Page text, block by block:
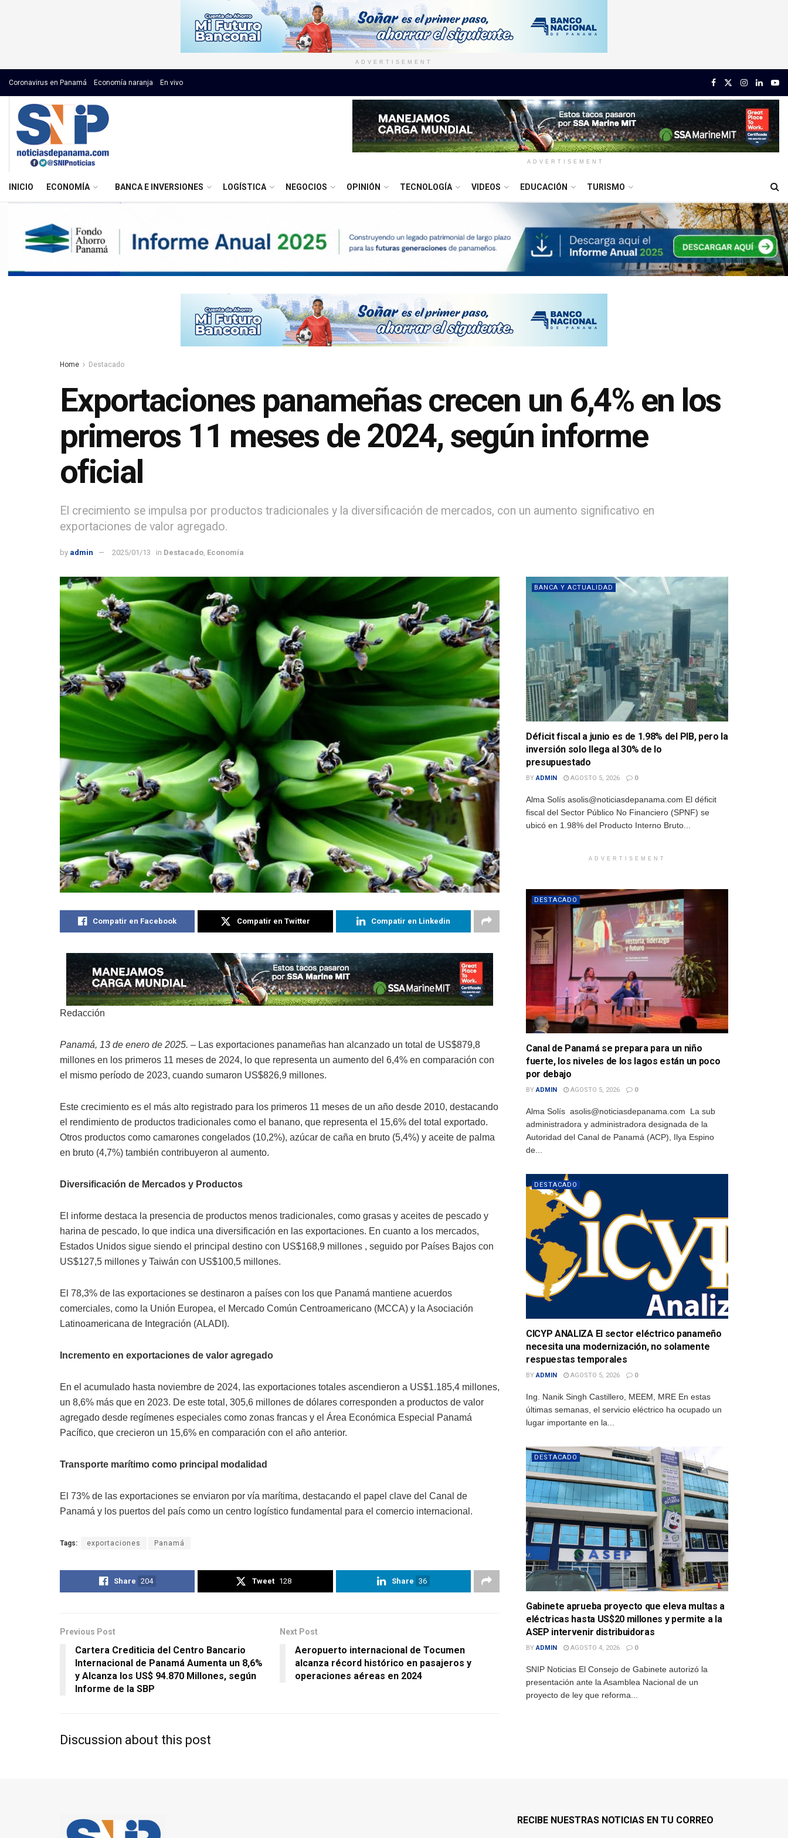
ADVERTISEMENT
Coronavirus en Panamá Economía naranja En vivo
ADVERTISEMENT
INICIO ECONOMÍA BANCA E INVERSIONES LOGÍSTICA NEGOCIOS OPINIÓN TECNOLOGÍA VIDEOS EDUCACIÓN TURISMO
Home Destacado
Exportaciones panameñas crecen un 6,4% en los
primeros 11 meses de 2024, según informe
oficial
El crecimiento se impulsa por productos tradicionales y la diversificación de mercados, con un aumento significativo en
exportaciones de valor agregado.
by admin 2025/01/13 in Destacado Economía
Compatir en Facebook Compatir en Twitter Compatir en Linkedin
Redacción
Panamá, 13 de enero de 2025. – Las exportaciones panameñas han alcanzado un total de US$879,8
millones en los primeros 11 meses de 2024, lo que representa un aumento del 6,4% en comparación con
el mismo período de 2023, cuando sumaron US$826,9 millones.
Este crecimiento es el más alto registrado para los primeros 11 meses de un año desde 2010, destacando
el rendimiento de productos tradicionales como el banano, que representa el 15,6% del total exportado.
Otros productos como camarones congelados (10,2%), azúcar de caña en bruto (5,4%) y aceite de palma
en bruto (4,7%) también contribuyeron al aumento.
Diversificación de Mercados y Productos
El informe destaca la presencia de productos menos tradicionales, como grasas y aceites de pescado y
harina de pescado, lo que indica una diversificación en las exportaciones. En cuanto a los mercados,
Estados Unidos sigue siendo el principal destino con US$168,9 millones , seguido por Países Bajos con
US$127,5 millones y Taiwán con US$100,5 millones.
El 78,3% de las exportaciones se destinaron a países con los que Panamá mantiene acuerdos
comerciales, como la Unión Europea, el Mercado Común Centroamericano (MCCA) y la Asociación
Latinoamericana de Integración (ALADI).
Incremento en exportaciones de valor agregado
En el acumulado hasta noviembre de 2024, las exportaciones totales ascendieron a US$1.185,4 millones,
un 8,6% más que en 2023. De este total, 305,6 millones de dólares corresponden a productos de valor
agregado desde regímenes especiales como zonas francas y el Área Económica Especial Panamá
Pacífico, que crecieron un 15,6% en comparación con el año anterior.
Transporte marítimo como principal modalidad
El 73% de las exportaciones se enviaron por vía marítima, destacando el papel clave del Canal de
Panamá y los puertos del país como un centro logístico fundamental para el comercio internacional.
Tags: exportaciones Panamá
Share 204 Tweet 128 Share 36
Previous Post
Cartera Crediticia del Centro Bancario
Internacional de Panamá Aumenta un 8,6%
y Alcanza los US$ 94.870 Millones, según
Informe de la SBP
Next Post
Aeropuerto internacional de Tocumen
alcanza récord histórico en pasajeros y
operaciones aéreas en 2024
Discussion about this post
BANCA Y ACTUALIDAD
Déficit fiscal a junio es de 1.98% del PIB, pero la
inversión solo llega al 30% de lo
presupuestado
BY ADMIN AGOSTO 5, 2026 0
Alma Solís asolis@noticiasdepanama.com El déficit
fiscal del Sector Público No Financiero (SPNF) se
ubicó en 1.98% del Producto Interno Bruto...
ADVERTISEMENT
DESTACADO
Canal de Panamá se prepara para un niño
fuerte, los niveles de los lagos están un poco
por debajo
BY ADMIN AGOSTO 5, 2026 0
Alma Solís asolis@noticiasdepanama.com La sub
administradora y administradora designada de la
Autoridad del Canal de Panamá (ACP), Ilya Espino
de...
DESTACADO
CICYP ANALIZA El sector eléctrico panameño
necesita una modernización, no solamente
respuestas temporales
BY ADMIN AGOSTO 5, 2026 0
Ing. Nanik Singh Castillero, MEEM, MRE En estas
últimas semanas, el servicio eléctrico ha ocupado un
lugar importante en la...
DESTACADO
Gabinete aprueba proyecto que eleva multas a
eléctricas hasta US$20 millones y permite a la
ASEP intervenir distribuidoras
BY ADMIN AGOSTO 4, 2026 0
SNIP Noticias El Consejo de Gabinete autorizó la
presentación ante la Asamblea Nacional de un
proyecto de ley que reforma...
RECIBE NUESTRAS NOTICIAS EN TU CORREO